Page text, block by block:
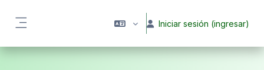
Iniciar sesión (ingresar)